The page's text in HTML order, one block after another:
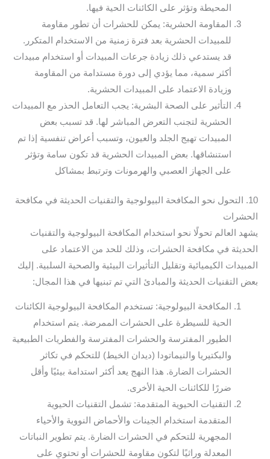
المحيطة وتؤثر على الكائنات الحية فيها.
المقاومة الحشرية: يمكن للحشرات أن تطور مقاومة
للمبيدات الحشرية بعد فترة زمنية من الاستخدام المتكرر.
قد يستدعي ذلك زيادة جرعات المبيدات أو استخدام مبيدات
أكثر سمية، مما يؤدي إلى دورة مستدامة من المقاومة
وزيادة الاعتماد على المبيدات الحشرية.
التأثير على الصحة البشرية: يجب التعامل الحذر مع المبيدات
الحشرية لتجنب التعرض المباشر لها. قد تسبب بعض
المبيدات تهيج الجلد والعيون، وتسبب أعراض تنفسية إذا تم
استنشاقها. بعض المبيدات الحشرية قد تكون سامة وتؤثر
على الجهاز العصبي والهرمونات وترتبط بمشاكل
10. التحول نحو المكافحة البيولوجية والتقنيات الحديثة في مكافحة
الحشرات
يشهد العالم تحولًا نحو استخدام المكافحة البيولوجية والتقنيات
الحديثة في مكافحة الحشرات، وذلك للحد من الاعتماد على
المبيدات الكيميائية وتقليل التأثيرات البيئية والصحية السلبية. إليك
بعض التقنيات الحديثة والمبادئ التي تم تبنيها في هذا المجال:
المكافحة البيولوجية: تستخدم المكافحة البيولوجية الكائنات
الحية للسيطرة على الحشرات الممرضة. يتم استخدام
الطيور المفترسة والحشرات المفترسة والفطريات الطبيعية
والبكتيريا والنيماتودا (ديدان الخيط) للتحكم في تكاثر
الحشرات الضارة. هذا النهج يعد أكثر استدامة بيئيًا وأقل
ضررًا للكائنات الحية الأخرى.
التقنيات الحيوية المتقدمة: تشمل التقنيات الحيوية
المتقدمة استخدام الجينات والأحماض النووية والأحياء
المجهرية للتحكم في الحشرات الضارة. يتم تطوير النباتات
المعدلة وراثيًا لتكون مقاومة للحشرات أو تحتوي على